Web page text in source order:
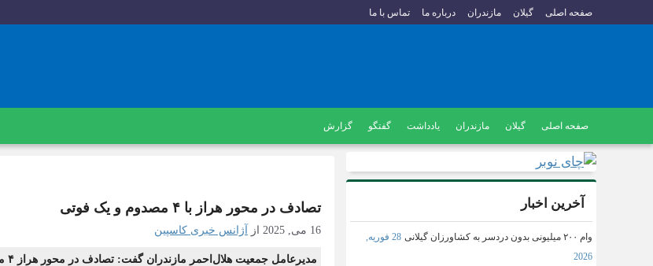
صفحه اصلی گیلان مازندران درباره ما تماس با ما
صفحه اصلی گیلان مازندران یادداشت گفتگو گزارش
تصادف در محور هراز با ۴ مصدوم و یک فوتی
16 می, 2025 از آژانس خبری کاسپین
مدیرعامل جمعیت هلال‌احمر مازندران گفت: تصادف در محور هراز ۴ مصدوم و یک فوتی برجای گذاشت.
آخرین اخبار
وام ۲۰۰ میلیونی بدون دردسر به کشاورزان گیلانی
28 فوریه,
2026